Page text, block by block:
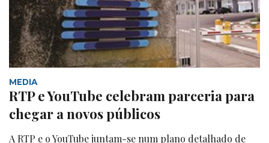
MEDIA
RTP e YouTube celebram parceria para
chegar a novos públicos
A RTP e o YouTube juntam-se num plano detalhado de